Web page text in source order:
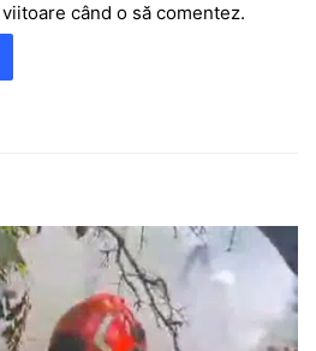
când o să comentez.